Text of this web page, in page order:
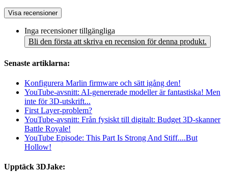
Visa recensioner
Inga recensioner tillgängliga
Bli den första att skriva en recension för denna produkt.
Senaste artiklarna:
Konfigurera Marlin firmware och sätt igång den!
YouTube-avsnitt: AI-genererade modeller är fantastiska! Men
inte för 3D-utskrift...
First Layer-problem?
YouTube-avsnitt: Från fysiskt till digitalt: Budget 3D-skanner
Battle Royale!
YouTube Episode: This Part Is Strong And Stiff....But
Hollow!
Upptäck 3DJake: